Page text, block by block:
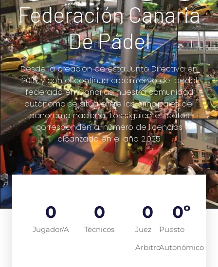
Federación Canaria
De Pádel
Desde la creación de esta Junta Directiva en
2015, y con el continuo crecimiento del padel
federado en Canarias, nuestra comunidad
autónoma se sitúa entre las principales del
panorama nacional. Los siguientes datos
corresponden al número de licencias
alcanzado en el año 2.025
Jugador/a
0
Técnicos
0
Juez
Árbitro
0
Puesto
Autonómico
0º